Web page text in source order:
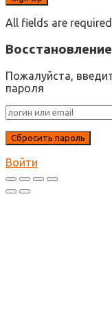
All fields are
Пожалуйста,
пароля
Войти